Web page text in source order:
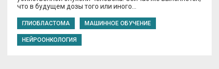
что в будущем дозы того или иного…
ГЛИОБЛАСТОМА МАШИННОЕ ОБУЧЕНИЕ
НЕЙРООНКОЛОГИЯ